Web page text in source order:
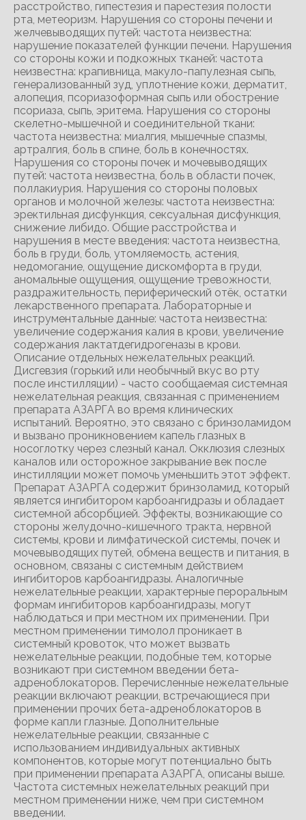
расстройство, гипестезия и парестезия полости
рта, метеоризм. Нарушения со стороны печени и
желчевыводящих путей: частота неизвестна:
нарушение показателей функции печени. Нарушения
со стороны кожи и подкожных тканей: частота
неизвестна: крапивница, макуло-папулезная сыпь,
генерализованный зуд, уплотнение кожи, дерматит,
алопеция, псориазоформная сыпь или обострение
псориаза, сыпь, эритема. Нарушения со стороны
скелетно-мышечной и соединительной ткани:
частота неизвестна: миалгия, мышечные спазмы,
артралгия, боль в спине, боль в конечностях.
Нарушения со стороны почек и мочевыводящих
путей: частота неизвестна, боль в области почек,
поллакиурия. Нарушения со стороны половых
органов и молочной железы: частота неизвестна:
эректильная дисфункция, сексуальная дисфункция,
снижение либидо. Общие расстройства и
нарушения в месте введения: частота неизвестна,
боль в груди, боль, утомляемость, астения,
недомогание, ощущение дискомфорта в груди,
аномальные ощущения, ощущение тревожности,
раздражительность, периферический отёк, остатки
лекарственного препарата. Лабораторные и
инструментальные данные: частота неизвестна:
увеличение содержания калия в крови, увеличение
содержания лактатдегидрогеназы в крови.
Описание отдельных нежелательных реакций.
Дисгевзия (горький или необычный вкус во рту
после инстилляции) - часто сообщаемая системная
нежелательная реакция, связанная с применением
препарата АЗАРГА во время клинических
испытаний. Вероятно, это связано с бринзоламидом
и вызвано проникновением капель глазных в
носоглотку через слезный канал. Окклюзия слезных
каналов или осторожное закрывание век после
инстилляции может помочь уменьшить этот эффект.
Препарат АЗАРГА содержит бринзоламид, который
является ингибитором карбоангидразы и обладает
системной абсорбцией. Эффекты, возникающие со
стороны желудочно-кишечного тракта, нервной
системы, крови и лимфатической системы, почек и
мочевыводящих путей, обмена веществ и питания, в
основном, связаны с системным действием
ингибиторов карбоангидразы. Аналогичные
нежелательные реакции, характерные пероральным
формам ингибиторов карбоангидразы, могут
наблюдаться и при местном их применении. При
местном применении тимолол проникает в
системный кровоток, что может вызвать
нежелательные реакции, подобные тем, которые
возникают при системном введении бета-
адреноблокаторов. Перечисленные нежелательные
реакции включают реакции, встречающиеся при
применении прочих бета-адреноблокаторов в
форме капли глазные. Дополнительные
нежелательные реакции, связанные с
использованием индивидуальных активных
компонентов, которые могут потенциально быть
при применении препарата АЗАРГА, описаны выше.
Частота системных нежелательных реакций при
местном применении ниже, чем при системном
введении.